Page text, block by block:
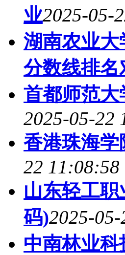
业2025-05-
湖南农业
分数线排名
首都师范
2025-05-22
香港珠海
22 11:08:58
山东轻工
码)2025-
中南林业